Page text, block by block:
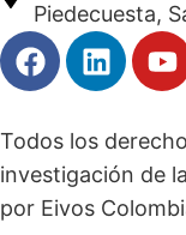
Piedecuesta,
Todos los
investigación de
por Eivos